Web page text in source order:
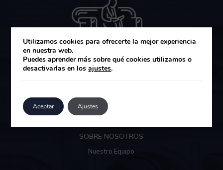
MUZA GESTIÓN DE ACTIVOS SGIIC
Área de clientes
SOBRE NOSOTROS
Nuestro Equipo
Utilizamos cookies para ofrecerte la mejor experiencia
en nuestra web.
Puedes aprender más sobre qué cookies utilizamos o
desactivarlas en losajustes.
Aceptar Ajustes